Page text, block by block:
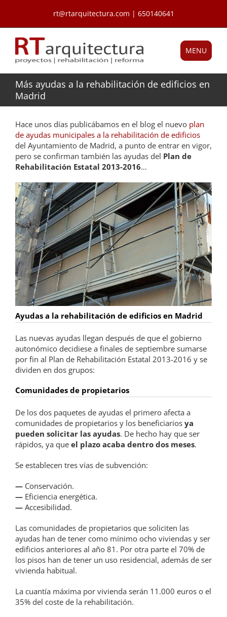
contenido
rt@rtarquitectura.com | 650140641
MENU
Más ayudas a la rehabilitación de edificios en
Madrid
Hace unos días publicábamos en el blog el nuevo plan
de ayudas municipales a la rehabilitación de edificios
del Ayuntamiento de Madrid, a punto de entrar en vigor,
pero se confirman también las ayudas del Plan de
Rehabilitación Estatal 2013-2016…
Ayudas a la rehabilitación de edificios en Madrid
Las nuevas ayudas llegan después de que el gobierno
autonómico decidiese a finales de septiembre sumarse
por fin al Plan de Rehabilitación Estatal 2013-2016 y se
dividen en dos grupos:
Comunidades de propietarios
De los dos paquetes de ayudas el primero afecta a
comunidades de propietarios y los beneficiarios ya
pueden solicitar las ayudas. De hecho hay que ser
rápidos, ya que el plazo acaba dentro dos meses.
Se establecen tres vías de subvención:
—Conservación.
—Eficiencia energética.
—Accesibilidad.
Las comunidades de propietarios que soliciten las
ayudas han de tener como mínimo ocho viviendas y ser
edificios anteriores al año 81. Por otra parte el 70% de
los pisos han de tener un uso residencial, además de ser
vivienda habitual.
La cuantía máxima por vivienda serán 11.000 euros o el
35% del coste de la rehabilitación.